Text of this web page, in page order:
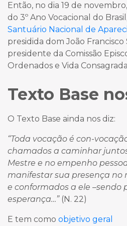
Então, no dia 19 de novembro,
do 3º Ano Vocacional do
Santuário Nacional de
presidida dom João Francisco
presidente da Comissão
Ordenados e Vida
Texto Base
O Texto Base ainda nos diz:
“Toda vocação é con-
chamados a caminhar
Mestre e no empenho
manifestar sua presença no
e conformados a ele –sendo
esperança…”(N. 22)
E tem como objetivo geral